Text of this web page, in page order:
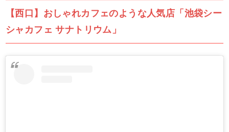
【西口】おしゃれカフェのような人気店「池袋シー
シャカフェ サナトリウム」